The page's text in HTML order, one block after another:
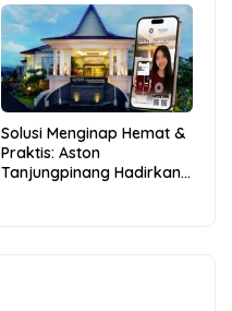
Anambas Siap Mendunia
Solusi Menginap Hemat &
Praktis: Aston
Tanjungpinang Hadirkan